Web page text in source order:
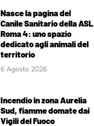
Nasce la pagina del
Canile Sanitario della ASL
Roma 4: uno spazio
dedicato agli animali del
territorio
6 Agosto 2026
Incendio in zona Aurelia
Sud, fiamme domate dai
Vigili del Fuoco